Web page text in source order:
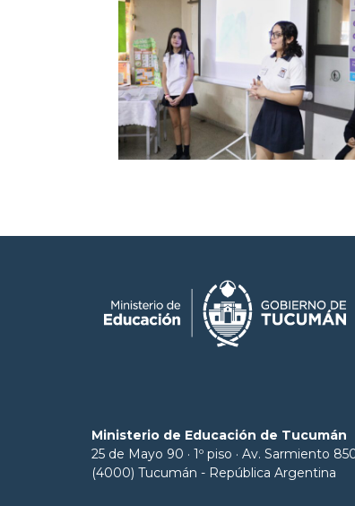
Ministerio de Educación de Tucumán
25 de Mayo 90 · 1º piso · Av. Sarmiento
(4000) Tucumán - República Argentina